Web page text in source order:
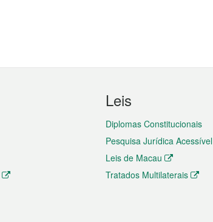
Leis
Diplomas Constitucionais
Pesquisa Jurídica Acessível
Leis de Macau
Tratados Multilaterais